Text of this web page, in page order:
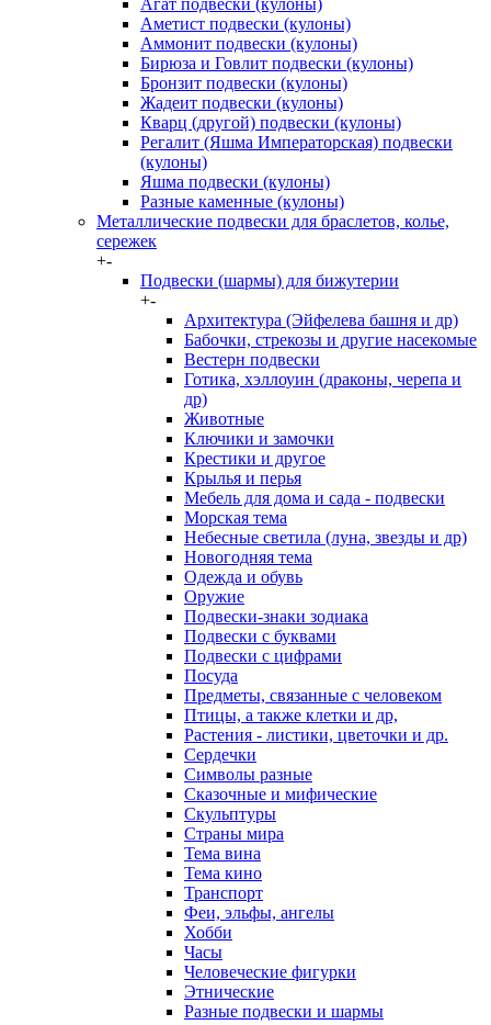
Агат подвески (кулоны)
Аметист подвески (кулоны)
Аммонит подвески (кулоны)
Бирюза и Говлит подвески (кулоны)
Бронзит подвески (кулоны)
Жадеит подвески (кулоны)
Кварц (другой) подвески (кулоны)
Регалит (Яшма Императорская) подвески
(кулоны)
Яшма подвески (кулоны)
Разные каменные (кулоны)
Металлические подвески для браслетов, колье,
сережек
+-
Подвески (шармы) для бижутерии
+-
Архитектура (Эйфелева башня и др)
Бабочки, стрекозы и другие насекомые
Вестерн подвески
Готика, хэллоуин (драконы, черепа и
др)
Животные
Ключики и замочки
Крестики и другое
Крылья и перья
Мебель для дома и сада - подвески
Морская тема
Небесные светила (луна, звезды и др)
Новогодняя тема
Одежда и обувь
Оружие
Подвески-знаки зодиака
Подвески с буквами
Подвески с цифрами
Посуда
Предметы, связанные с человеком
Птицы, а также клетки и др,
Растения - листики, цветочки и др.
Сердечки
Символы разные
Сказочные и мифические
Скульптуры
Страны мира
Тема вина
Тема кино
Транспорт
Феи, эльфы, ангелы
Хобби
Часы
Человеческие фигурки
Этнические
Разные подвески и шармы